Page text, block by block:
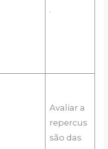
.
Avaliar a
repercus
são das